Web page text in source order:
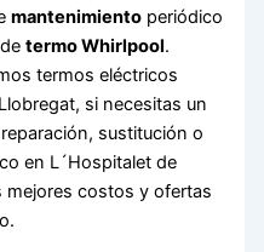
mantenimiento periódico
determo Whirlpool.
termos eléctricos
si necesitas un
sustitución o
en L´Hospitalet de
mejores costos y ofertas